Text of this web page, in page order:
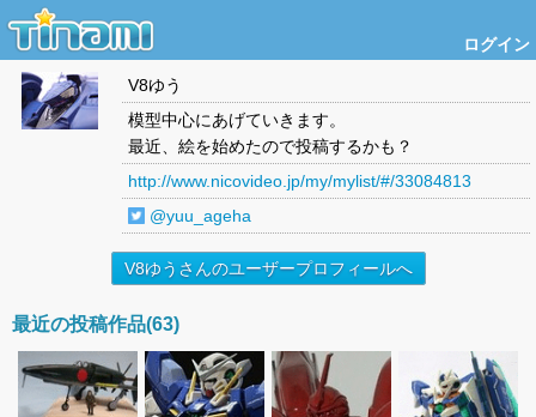
ログイン
V8ゆう
模型中心にあげていきます。
最近、絵を始めたので投稿するかも？
http://www.nicovideo.jp/my/mylist/#/33084813
@yuu_ageha
V8ゆうさんのユーザープロフィールへ
最近の投稿作品(63)